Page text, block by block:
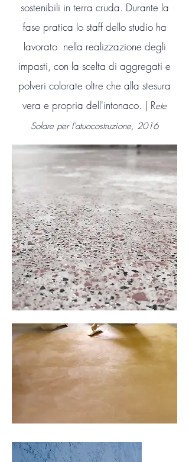
sostenibili in terra cruda. Durante la
fase pratica lo staff dello studio ha
lavorato nella realizzazione degli
impasti, con la scelta di aggregati e
polveri colorate oltre che alla stesura
vera e propria dell'intonaco. | Rete
Solare per l'atuocostruzione, 2016